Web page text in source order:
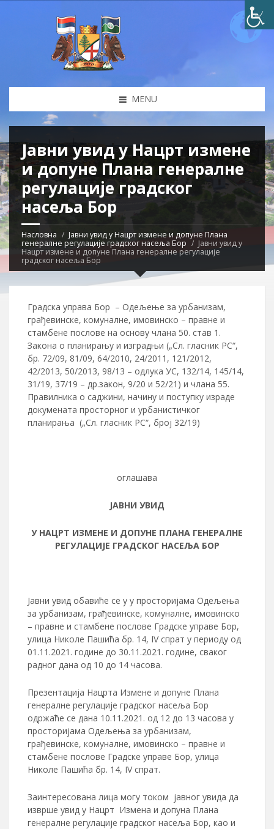
MENU
Јавни увид у Нацрт измене
и допуне Плана генералне
регулације градског
насеља Бор
Насловна
Јавни увид у Нацрт измене и допуне Плана
генералне регулације градског насеља Бор
Јавни увид у
Нацрт измене и допуне Плана генералне регулације
градског насеља Бор
Градска управа Бор – Одељење за урбанизам,
грађевинске, комуналне, имовинско – правне и
стамбене послове на основу члана 50. став 1.
Закона о планирању и изградњи („Сл. гласник РС“,
бр. 72/09, 81/09, 64/2010, 24/2011, 121/2012,
42/2013, 50/2013, 98/13 – одлука УС, 132/14, 145/14,
31/19, 37/19 – др.закон, 9/20 и 52/21) и члана 55.
Правилника о саджини, начину и поступку израде
докумената просторног и урбанистичког
планирања („Сл. гласник РС“, број 32/19)
оглашава
ЈАВНИ УВИД
У НАЦРТ ИЗМЕНЕ И ДОПУНЕ ПЛАНА ГЕНЕРАЛНЕ
РЕГУЛАЦИЈЕ ГРАДСКОГ НАСЕЉА БОР
Јавни увид обавиће се у у просторијама Одељења
за урбанизам, грађевинске, комуналне, имовинско
– правне и стамбене послове Градске управе Бор,
улица Николе Пашића бр. 14, IV спрат у периоду од
01.11.2021. године до 30.11.2021. године, сваког
радног дана од 10 до 14 часова.
Презентација Нацрта Измене и допуне Плана
генералне регулације градског насеља Бор
одржаће се дана 10.11.2021. од 12 до 13 часова у
просторијама Одељења за урбанизам,
грађевинске, комуналне, имовинско – правне и
стамбене послове Градске управе Бор, улица
Николе Пашића бр. 14, IV спрат.
Заинтересована лица могу током јавног увида да
изврше увид у Нацрт Измена и допуна Плана
генералне регулације градског насеља Бор, као и